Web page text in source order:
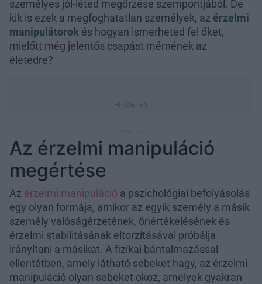
személyes jól-léted megőrzése szempontjából. De
kik is ezek a megfoghatatlan személyek, az érzelmi
manipulátorok és hogyan ismerheted fel őket,
mielőtt még jelentős csapást mérnének az
életedre?
Az érzelmi manipuláció
megértése
Az érzelmi manipuláció a pszichológiai befolyásolás
egy olyan formája, amikor az egyik személy a másik
személy valóságérzetének, önértékelésének és
érzelmi stabilitásának eltorzításával próbálja
irányítani a másikat. A fizikai bántalmazással
ellentétben, amely látható sebeket hagy, az érzelmi
manipuláció olyan sebeket okoz, amelyek gyakran